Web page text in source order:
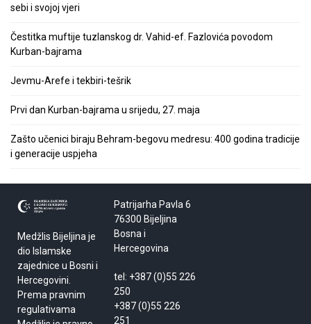
sebi i svojoj vjeri
Čestitka muftije tuzlanskog dr. Vahid-ef. Fazlovića povodom
Kurban-bajrama
Jevmu-Arefe i tekbiri-tešrik
Prvi dan Kurban-bajrama u srijedu, 27. maja
Zašto učenici biraju Behram-begovu medresu: 400 godina tradicije
i generacije uspjeha
Medžlis Bijeljina je
dio Islamske
zajednice u Bosni i
Hercegovini.
Prema pravnim
regulativama
Patrijarha Pavla 6
76300 Bijeljina
Bosna i
Hercegovina
tel: +387 (0)55 226
250
+387 (0)55 226
251